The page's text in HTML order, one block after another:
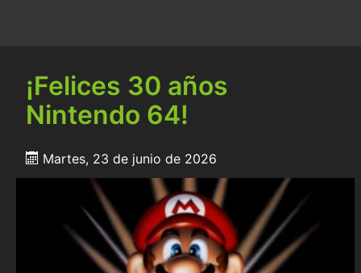
¡Felices 30 años
Nintendo 64!
Martes, 23 de junio de 2026